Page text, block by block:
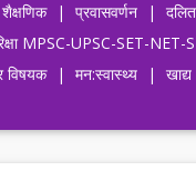
शैक्षणिक | प्रवासवर्णन |
MPSC-UPSC-SET-
विषयक | मन:स्वास्थ्य | खाद्य